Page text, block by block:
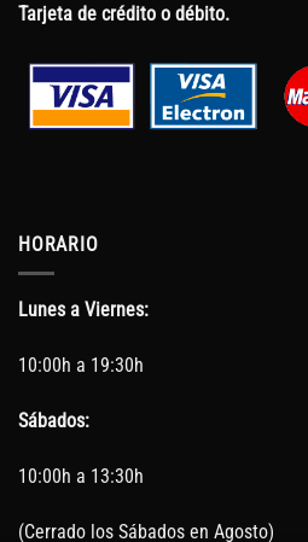
Tarjeta de crédito o débito.
HORARIO
Lunes a Viernes:
10:00h a 19:30h
Sábados:
10:00h a 13:30h
(Cerrado los Sábados en Agosto)